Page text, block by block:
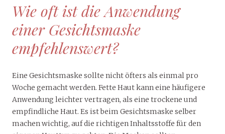
Wie oft ist die Anwendung
einer Gesichtsmaske
empfehlenswert?
Eine Gesichtsmaske sollte nicht öfters als einmal pro
Woche gemacht werden. Fette Haut kann eine häufigere
Anwendung leichter vertragen, als eine trockene und
empfindliche Haut. Es ist beim Gesichtsmaske selber
machen wichtig, auf die richtigen Inhaltsstoffe für den